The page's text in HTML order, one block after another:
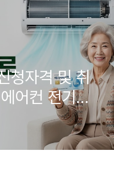
청자격 및 취
어컨 전기세